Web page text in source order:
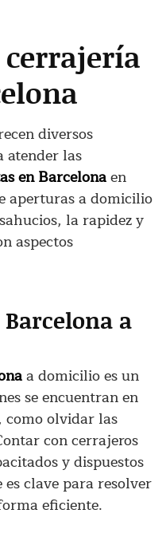
cerrajería
diversos
atender las
en Barcelonaen
aperturas a domicilio
la rapidez y
aspectos
a
a domicilio es un
se encuentran en
como olvidar las
con cerrajeros
y dispuestos
clave para resolver
eficiente.